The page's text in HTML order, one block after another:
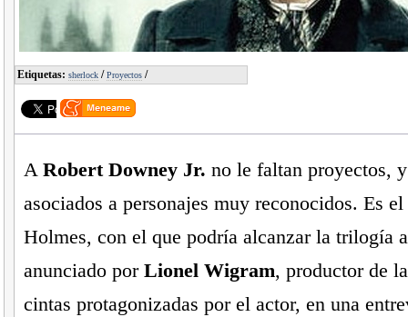
Etiquetas: sherlock/Proyectos/
A Robert Downey Jr. no le faltan proyectos,
asociados a personajes muy reconocidos. Es
Holmes, con el que podría alcanzar la trilogía
anunciado por Lionel Wigram, productor de
cintas protagonizadas por el actor, en una